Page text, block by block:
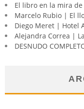
El libro en la mira
Marcelo Rubio | El
Diego Meret | Hotel
Alejandra Correa |
DESNUDO